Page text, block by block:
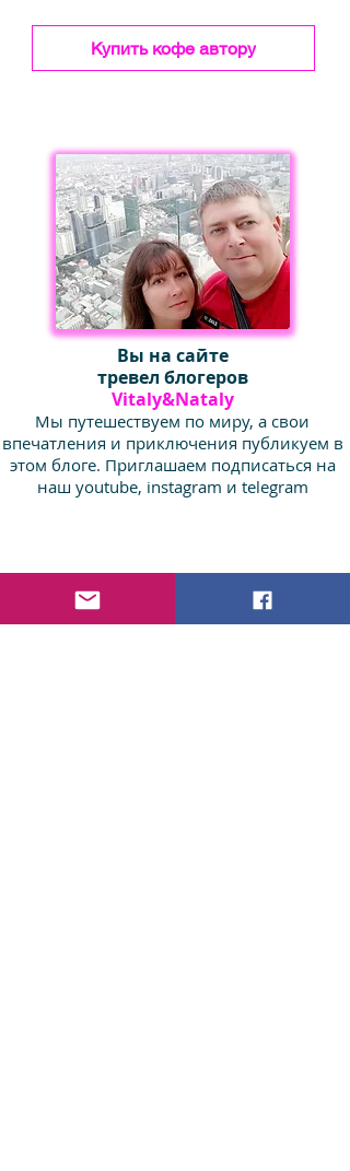
Купить кофе автору
Вы на сайте
тревел блогеров
Vitaly&Nataly
Мы путешествуем по миру, а свои
впечатления и приключения публикуем в
этом блоге. Приглашаем подписаться на
наш youtube, instagram и telegram